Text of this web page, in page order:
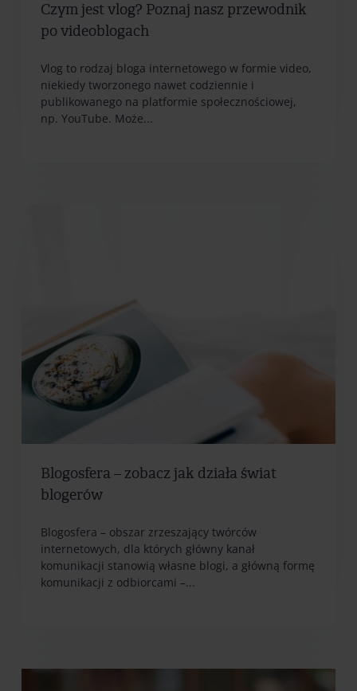
Czym jest vlog? Poznaj nasz przewodnik
po videoblogach
Vlog to rodzaj bloga internetowego w formie video,
niekiedy tworzonego nawet codziennie i
publikowanego na platformie społecznościowej,
np. YouTube. Może...
Blogosfera – zobacz jak działa świat
blogerów
Blogosfera – obszar zrzeszający twórców
internetowych, dla których główny kanał
komunikacji stanowią własne blogi, a główną formę
komunikacji z odbiorcami –...